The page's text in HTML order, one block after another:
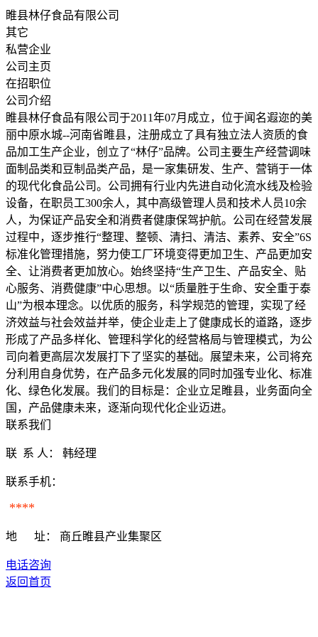
睢县林仔食品有限公司
其它
私营企业
公司主页
在招职位
公司介绍
睢县林仔食品有限公司于2011年07月成立，位于闻名遐迩的美
丽中原水城--河南省睢县，注册成立了具有独立法人资质的食
品加工生产企业，创立了“林仔”品牌。公司主要生产经营调味
面制品类和豆制品类产品，是一家集研发、生产、营销于一体
的现代化食品公司。公司拥有行业内先进自动化流水线及检验
设备，在职员工300余人，其中高级管理人员和技术人员10余
人，为保证产品安全和消费者健康保驾护航。公司在经营发展
过程中，逐步推行“整理、整顿、清扫、清洁、素养、安全”6S
标准化管理措施，努力使工厂环境变得更加卫生、产品更加安
全、让消费者更加放心。始终坚持“生产卫生、产品安全、贴
心服务、消费健康”中心思想。以“质量胜于生命、安全重于泰
山”为根本理念。以优质的服务，科学规范的管理，实现了经
济效益与社会效益并举，使企业走上了健康成长的道路，逐步
形成了产品多样化、管理科学化的经营格局与管理模式，为公
司向着更高层次发展打下了坚实的基础。展望未来，公司将充
分利用自身优势，在产品多元化发展的同时加强专业化、标准
化、绿色化发展。我们的目标是：企业立足睢县，业务面向全
国，产品健康未来，逐渐向现代化企业迈进。
联系我们
联 系 人： 韩经理
联系手机：
****
地 址： 商丘睢县产业集聚区
电话咨询
返回首页